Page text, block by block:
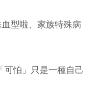
型啦、家族特殊病
可怕」只是一種自己